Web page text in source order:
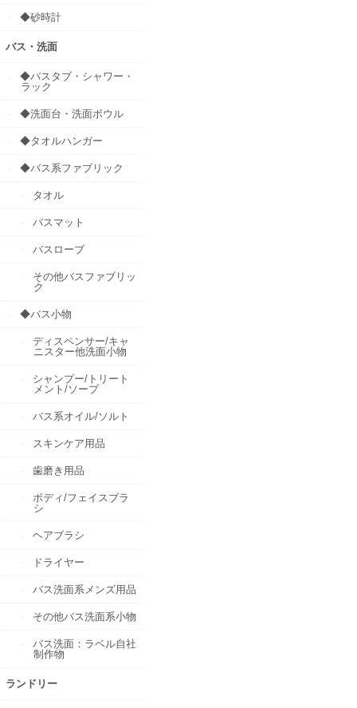
◆砂時計
バス・洗面
◆バスタブ・シャワー・
ラック
◆洗面台・洗面ボウル
◆タオルハンガー
◆バス系ファブリック
タオル
バスマット
バスローブ
その他バスファブリッ
ク
◆バス小物
ディスペンサー/キャ
ニスター他洗面小物
シャンプー/トリート
メント/ソープ
バス系オイル/ソルト
スキンケア用品
歯磨き用品
ボディ/フェイスブラ
シ
ヘアブラシ
ドライヤー
バス洗面系メンズ用品
その他バス洗面系小物
バス洗面：ラベル自社
制作物
ランドリー